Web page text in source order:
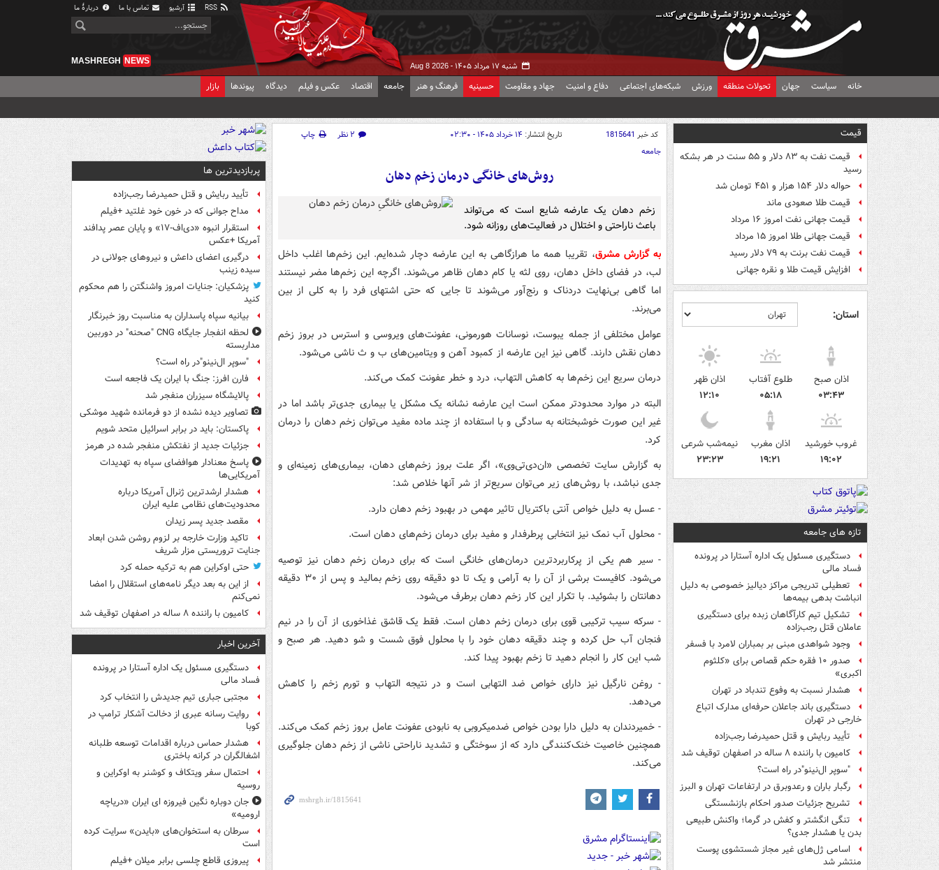
آرشیو تماس با ما دربارهٔ ما
شنبه ۱۷ مرداد ۱۴۰۵ - Aug 8 2026
MASHREGH NEWS
خانه سیاست جهان تحولات منطقه ورزش شبکه‌های اجتماعی دفاع و امنیت جهاد و مقاومت حسینیه فرهنگ و هنر جامعه اقتصاد عکس و فیلم دیدگاه پیوندها بازار
قیمت
قیمت نفت به ۸۳ دلار و ۵۵ سنت در هر بشکه
رسید
حواله دلار ۱۵۴ هزار و ۴۵۱ تومان شد
قیمت طلا صعودی ماند
قیمت جهانی نفت امروز ۱۶ مرداد
قیمت جهانی طلا امروز ۱۵ مرداد
قیمت نفت برنت به ۷۹ دلار رسید
افزایش قیمت طلا و نقره جهانی
استان:
اذان صبح
۰۳:۴۳
طلوع آفتاب
۰۵:۱۸
اذان ظهر
۱۲:۱۰
غروب خورشید
۱۹:۰۲
اذان مغرب
۱۹:۲۱
نیمه‌شب شرعی
۲۳:۲۳
تازه های جامعه
دستگیری مسئول یک اداره آستارا در پرونده
فساد مالی
تعطیلی تدریجی مراکز دیالیز خصوصی به دلیل
انباشت بدهی بیمه‌ها
تشکیل تیم کارآگاهان زبده برای دستگیری
عاملان قتل رجب‌زاده
وجود شواهدی مبنی بر بمباران لامرد با فسفر
صدور ۱۰ فقره حکم قصاص برای «کلثوم
اکبری»
هشدار نسبت به وفوع تندباد در تهران
دستگیری باند جاعلان حرفه‌ای مدارک اتباع
خارجی در تهران
تأیید ربایش و قتل حمیدرضا رجب‌زاده
کامیون با راننده ۸ ساله در اصفهان توقیف شد
"سوپر ال‌نینو"در راه است؟
رگبار باران و رعدوبرق در ارتفاعات تهران و البرز
تشریح جزئیات صدور احکام بازنشستگی
تنگی انگشتر و کفش در گرما؛ واکنش طبیعی
بدن یا هشدار جدی؟
اسامی ژل‌های غیر مجاز شستشوی پوست
منتشر شد
کد خبر 1815641 تاریخ انتشار: ۱۴ خرداد ۱۴۰۵ - ۰۲:۳۰ ۲ نظر
چاپ
جامعه
روش‌های خانگی درمان زخم دهان
زخم‌ دهان یک عارضه شایع است که می‌تواند
باعث ناراحتی و اختلال در فعالیت‌های روزانه شود.
به گزارش مشرق، تقریبا همه ما هرازگاهی به این عارضه دچار شده‌ایم. این زخم‌ها اغلب داخل
لب، در فضای داخل دهان، روی لثه یا کام دهان ظاهر می‌شوند. اگرچه این زخم‌ها مضر نیستند
اما گاهی بی‌نهایت دردناک و رنج‌آور می‌شوند تا جایی که حتی اشتهای فرد را به کلی از بین
می‌برند.
عوامل مختلفی از جمله یبوست، نوسانات هورمونی، عفونت‌های ویروسی و استرس در بروز زخم
دهان نقش دارند. گاهی نیز این عارضه از کمبود آهن و ویتامین‌های ب و ث ناشی می‌شود.
درمان سریع این زخم‌ها به کاهش التهاب، درد و خطر عفونت کمک می‌کند.
البته در موارد محدودتر ممکن است این عارضه نشانه یک مشکل یا بیماری جدی‌تر باشد اما در
غیر این صورت خوشبختانه به سادگی و با استفاده از چند ماده مفید می‌توان زخم دهان را درمان
کرد.
به گزارش سایت تخصصی «ان‌دی‌تی‌وی»، اگر علت بروز زخم‌های دهان، بیماری‌های زمینه‌ای و
جدی نباشد، با روش‌های زیر می‌توان سریع‌تر از شر آنها خلاص شد:
- عسل به دلیل خواص آنتی باکتریال تاثیر مهمی در بهبود زخم دهان دارد.
- محلول آب نمک نیز انتخابی پرطرفدار و مفید برای درمان زخم‌های دهان است.
- سیر هم یکی از پرکاربردترین درمان‌های خانگی است که برای درمان زخم دهان نیز توصیه
می‌شود. کافیست برشی از آن را به آرامی و یک تا دو دقیقه روی زخم بمالید و پس از ۳۰ دقیقه
دهانتان را بشوئید. با تکرار این کار زخم دهان برطرف می‌شود.
- سرکه سیب ترکیبی قوی برای درمان زخم دهان است. فقط یک قاشق غذاخوری از آن را در نیم
فنجان آب حل کرده و چند دقیقه دهان خود را با محلول فوق شست و شو دهید. هر صبح و
شب این کار را انجام دهید تا زخم‌ بهبود پیدا کند.
- روغن نارگیل نیز دارای خواص ضد التهابی است و در نتیجه التهاب و تورم زخم را کاهش
می‌دهد.
- خمیردندان به دلیل دارا بودن خواص ضدمیکروبی به نابودی عفونت‌ عامل بروز زخم کمک می‌کند.
همچنین خاصیت خنک‌کنندگی دارد که از سوختگی و تشدید ناراحتی ناشی از زخم دهان جلوگیری
می‌کند.
پربازدیدترین ها
تأیید ربایش و قتل حمیدرضا رجب‌زاده
مداح جوانی که در خون خود غلتید +فیلم
استقرار انبوه «دی‌اف‑۱۷» و پایان عصر پدافند
آمریکا +عکس
درگیری اعضای داعش و نیروهای جولانی در
سیده زینب
پزشکیان: جنایات امروز واشنگتن را هم محکوم
کنید
بیانیه سپاه پاسداران به مناسبت روز خبرنگار
لحظه انفجار جایگاه CNG "صحنه" در دوربین
مداربسته
"سوپر ال‌نینو"در راه است؟
فارن افرز: جنگ با ایران یک فاجعه است
پالایشگاه سیزران منفجر شد
تصاویر دیده‌ نشده از دو فرمانده شهید موشکی
پاکستان: باید در برابر اسرائیل متحد شویم
جزئیات جدید از نفتکش منفجر شده در هرمز
پاسخ معنادار هوافضای سپاه به تهدیدات
آمریکایی‌ها
هشدار ارشدترین ژنرال آمریکا درباره
محدودیت‌های نظامی علیه ایران
مقصد جدید پسر زیدان
تاکید وزارت خارجه بر لزوم روشن شدن ابعاد
جنایت تروریستی مزار شریف
حتی اوکراین هم به ترکیه حمله کرد
از این به بعد دیگر نامه‌های استقلال را امضا
نمی‌کنم
کامیون با راننده ۸ ساله در اصفهان توقیف شد
آخرین اخبار
دستگیری مسئول یک اداره آستارا در پرونده
فساد مالی
مجتبی جباری تیم جدیدش را انتخاب کرد
روایت رسانه عبری از دخالت آشکار ترامپ در
کوبا
هشدار حماس درباره اقدامات توسعه طلبانه
اشغالگران در کرانه باختری
احتمال سفر ویتکاف و کوشنر به اوکراین و
روسیه
جان دوباره نگین فیروزه ای ایران «دریاچه
ارومیه»
سرطان به استخوان‌های «بایدن» سرایت کرده
است
پیروزی قاطع چلسی برابر میلان +فیلم